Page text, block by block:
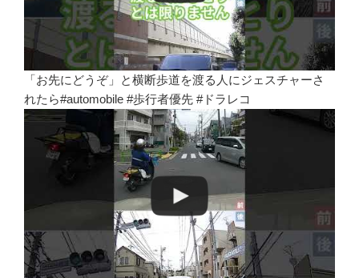
「お先にどうぞ」と横断歩道を渡る人にジェスチャーさ
れたら#automobile #歩行者優先 #ドラレコ